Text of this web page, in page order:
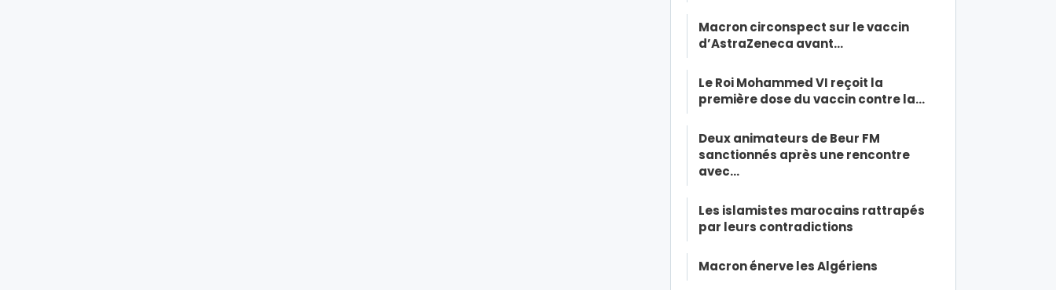
Macron circonspect sur le vaccin
d’AstraZeneca avant…
Le Roi Mohammed VI reçoit la
première dose du vaccin contre la…
Deux animateurs de Beur FM
sanctionnés après une rencontre
avec…
Les islamistes marocains rattrapés
par leurs contradictions
Macron énerve les Algériens